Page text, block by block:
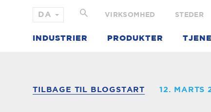
VIRKSOMHED STEDER
INDUSTRIER PRODUKTER
TILBAGE TIL BLOGSTART 12. MARTS